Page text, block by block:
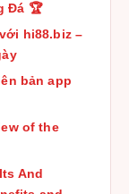
Đá 🏆
hi88.biz –
bản app
of the
And